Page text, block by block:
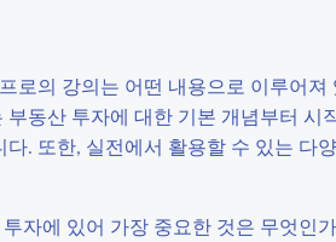
로의 강의는 어떤 내용으로 이루어져
동산 투자에 대한 기본 개념부터
다. 또한, 실전에서 활용할 수 있는 다
자에 있어 가장 중요한 것은 무엇인